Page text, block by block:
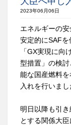
2023年06月06日
エネルギーの
安定的にSAF
「GX実現に向
型措置」の検
能な国産燃料
入れを行いまし
明日以降も引
とする関係大臣